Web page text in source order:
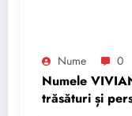
Nume 0
Numele
trăsături și